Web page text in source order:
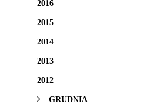
2016
2015
2014
2013
2012
GRUDNIA